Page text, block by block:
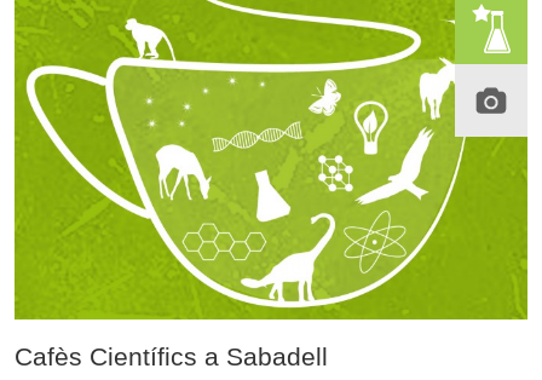
Cafès Científics a Sabadell